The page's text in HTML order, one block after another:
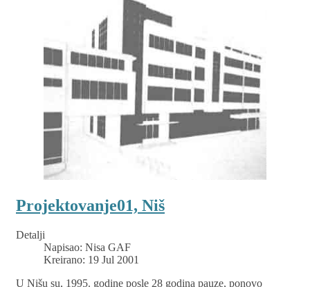
Projektovanje01, Niš
Detalji
Napisao: Nisa GAF
Kreirano: 19 Jul 2001
U Nišu su, 1995. godine posle 28 godina pauze, ponovo